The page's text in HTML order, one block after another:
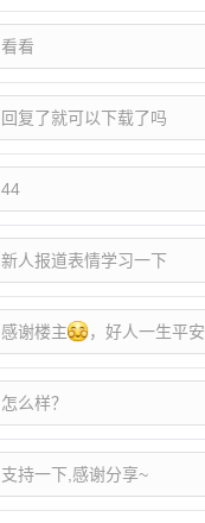
看看
回复了就可以下载了吗
44
新人报道表情学习一下
感谢楼主 ，好人一生平安
怎么样？
支持一下,感谢分享~